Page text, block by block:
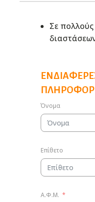
Σε
Όνομα
Επίθετο
Α.Φ.Μ.